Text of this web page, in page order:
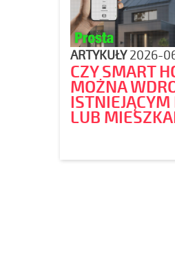
ARTYKUŁY2026-
CZY SMART
MOŻNA
LUB